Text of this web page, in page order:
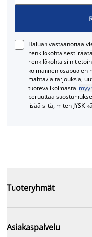
Haluan vastaanottaa
henkilökohtaisesti
henkilökohtaisiin
kolmannen osapuolen
mahtavia tarjouksia,
tuotevalikoimasta.
peruuttaa
lisää siitä, miten JYSK
Tuoteryhmät
Asiakaspalvelu